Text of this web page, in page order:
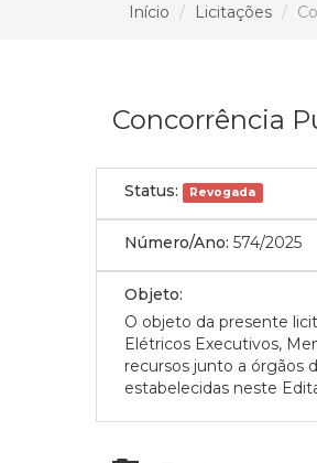
Início Licitações
Concorrência
Status: Revogada
Número/Ano: 574/2025
Objeto:
O objeto da presente
Elétricos Executivos,
recursos junto a órgãos
estabelecidas neste